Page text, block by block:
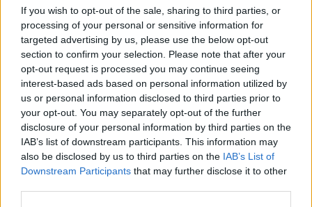
If you wish to opt-out of the sale, sharing to third parties, or
processing of your personal or sensitive information for
targeted advertising by us, please use the below opt-out
section to confirm your selection. Please note that after your
opt-out request is processed you may continue seeing
interest-based ads based on personal information utilized by
us or personal information disclosed to third parties prior to
your opt-out. You may separately opt-out of the further
disclosure of your personal information by third parties on the
IAB’s list of downstream participants. This information may
also be disclosed by us to third parties on the IAB’s List of
Downstream Participants that may further disclose it to other